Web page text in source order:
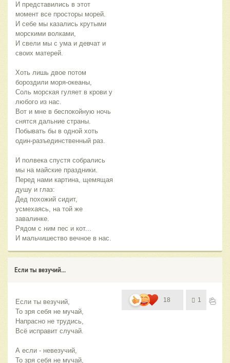
И представились в этот
момент все просторы морей.
И себе мы казались крутыми
морскими волками,
И свели мы с ума и девчат и
своих матерей.
Хоть лишь двое потом
бороздили моря-океаны,
Соль морская гуляет в крови у
любого из нас.
Вот и мне в беспокойную ночь
снятся дальние страны.
Побывать бы в одной хоть
один-разъединственный раз.
И полвека спустя собрались
мы на майские праздники.
Перед нами картина, щемящая
душу и глаз:
Дед похожий сидит,
усмехаясь, на той же
завалинке.
Рядом с ним пес и кот...
И мальчишество вечное в нас.
Если ты везучий...
Если ты везучий,
То зря себя не мучай,
Напрасно не трудись,
Всё исправит случай.
А если - невезучий,
То зря себя не мучай,
18 1